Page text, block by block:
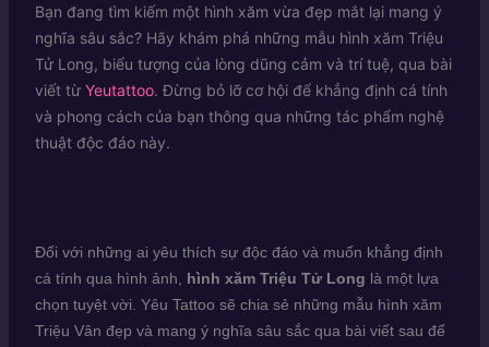
Bạn đang tìm kiếm một hình xăm vừa đẹp mắt lại mang ý
nghĩa sâu sắc? Hãy khám phá những mẫu hình xăm Triệu
Tử Long, biểu tượng của lòng dũng cảm và trí tuệ, qua bài
viết từ Yeutattoo. Đừng bỏ lỡ cơ hội để khẳng định cá tính
và phong cách của bạn thông qua những tác phẩm nghệ
thuật độc đáo này.
Đối với những ai yêu thích sự độc đáo và muốn khẳng định
cá tính qua hình ảnh, hình xăm Triệu Tử Long là một lựa
chọn tuyệt vời. Yêu Tattoo sẽ chia sẻ những mẫu hình xăm
Triệu Vân đẹp và mang ý nghĩa sâu sắc qua bài viết sau để